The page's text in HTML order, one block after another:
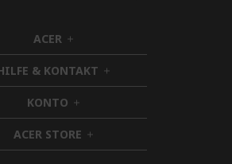
ACER h
i
d
d
e
n
& KONTAKT h
i
d
n
KONTO h
i
d
d
ACER STORE h
i